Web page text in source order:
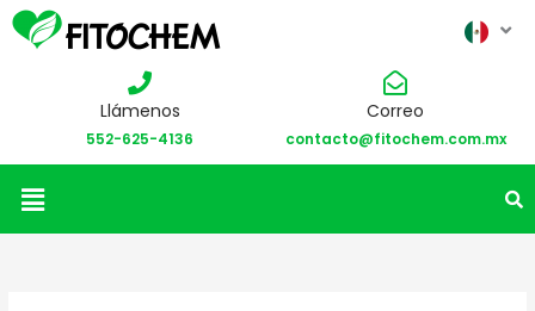
Llámenos
552-625-4136
Correo
contacto@fitochem.com.mx
Menú